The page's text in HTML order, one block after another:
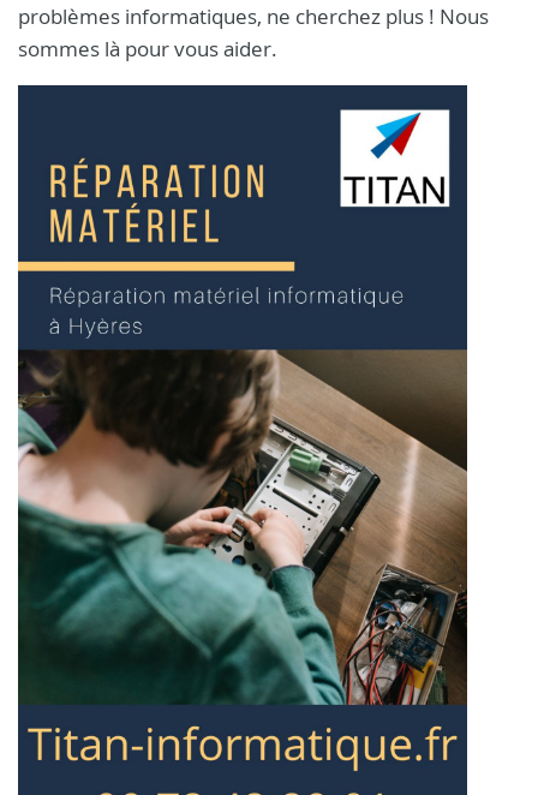
problèmes informatiques, ne cherchez plus ! Nous
sommes là pour vous aider.